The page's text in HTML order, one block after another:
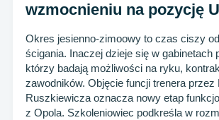
wzmocnieniu na pozycję
Okres jesienno-zimoowy to czas ciszy
ścigania. Inaczej dzieje się w gabinetach
którzy badają możliwości na ryku,
zawodników. Objęcie funcji trenera przez
Ruszkiewicza oznacza nowy etap
z Opola. Szkoleniowiec podkreśla w